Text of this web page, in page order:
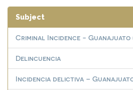
Subject
Criminal Incidence - Guanajuato
Delincuencia
Incidencia delictiva –